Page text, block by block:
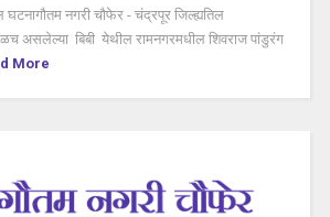
घटनागौतम नगरी चौफेर - चंद्रपूर जिल्ह्यतिल
असलेल्या बिबी येथील रामनगरमधील शिवराज पांडुरंग
More